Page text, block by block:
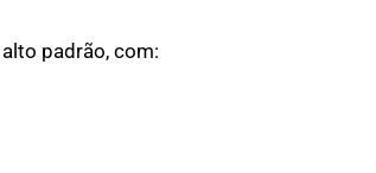
padrão, com: